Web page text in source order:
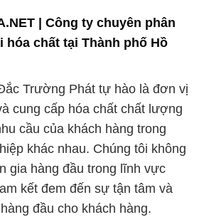
| Công ty chuyên phân
hóa chất tại Thành phố Hồ
Trường Phát tự hào là đơn vị
cung cấp hóa chất chất lượng
cầu của khách hàng trong
khác nhau. Chúng tôi không
gia hàng đầu trong lĩnh vực
kết đem đến sự tận tâm và
đầu cho khách hàng.